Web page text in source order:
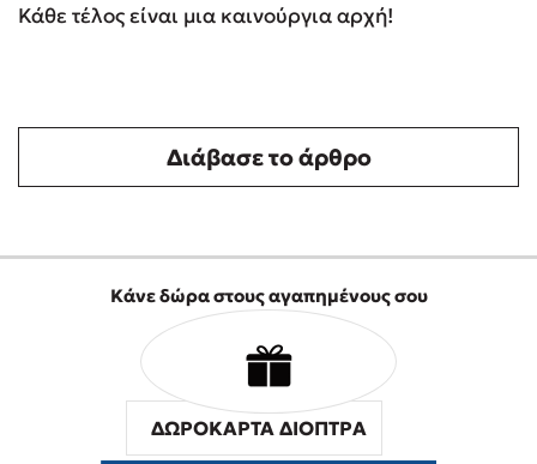
Κάθε τέλος είναι μια καινούργια αρχή!
Διάβασε το άρθρο
Κάνε δώρα στους αγαπημένους σου
ΔΩΡΟΚΑΡΤΑ ΔΙΟΠΤΡΑ